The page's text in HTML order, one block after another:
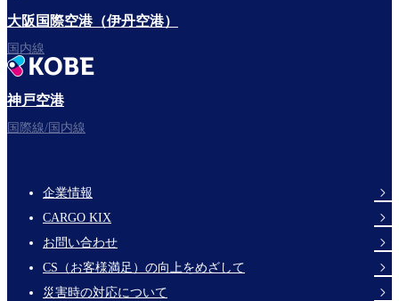
フライトをお楽しみください。
大阪国際空港（伊丹空港）
国内線
神戸空港
国際線/国内線
Footer
Links
企業情報
CARGO KIX
お問い合わせ
CS（お客様満足）の向上をめざして
災害時の対応について